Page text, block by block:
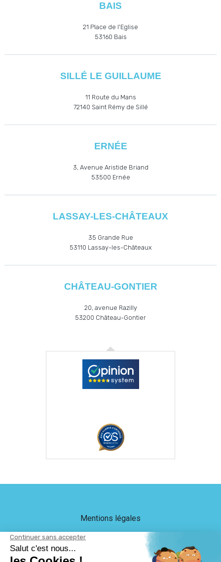
BAIS
21 Place de l'Eglise
53160 Bais
SILLÉ LE GUILLAUME
11 Route du Mans
72140 Saint Rémy de Sillé
ERNÉE
3, Avenue Aristide Briand
53500 Ernée
LASSAY-LES-CHÂTEAUX
35 Grande Rue
53110 Lassay-les-Châteaux
CHÂTEAU-GONTIER
20, avenue Razilly
53200 Château-Gontier
Mentions légales